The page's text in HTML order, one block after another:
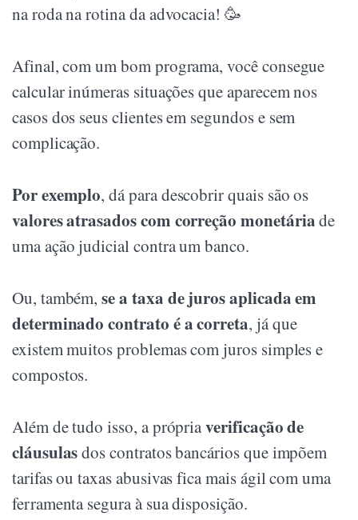
na roda na rotina da advocacia! 🥳
Afinal, com um bom programa, você consegue
calcular inúmeras situações que aparecem nos
casos dos seus clientes em segundos e sem
complicação.
Por exemplo, dá para descobrir quais são os
valores atrasados com correção monetáriade
uma ação judicial contra um banco.
Ou, também,se a taxa de juros aplicada em
determinado contrato é a correta, já que
existem muitos problemas com juros simples e
compostos.
Além de tudo isso, a própriaverificação de
cláusulasdos contratos bancários que impõem
tarifas ou taxas abusivas fica mais ágil com uma
ferramenta segura à sua disposição.